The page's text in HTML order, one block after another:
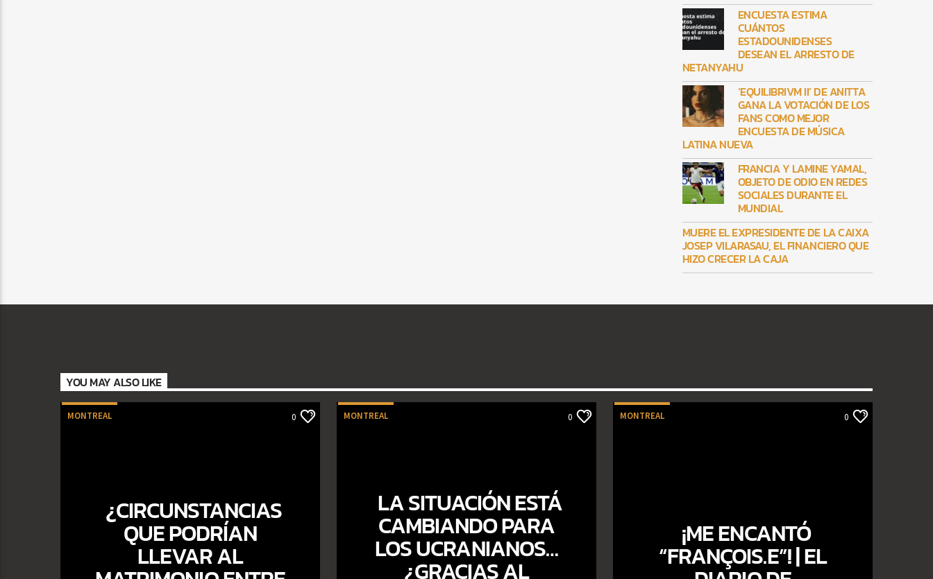
ENCUESTA ESTIMA
CUÁNTOS
ESTADOUNIDENSES
DESEAN EL ARRESTO DE
NETANYAHU
‘EQUILIBRIVM II’ DE ANITTA
GANA LA VOTACIÓN DE LOS
FANS COMO MEJOR
ENCUESTA DE MÚSICA
LATINA NUEVA
FRANCIA Y LAMINE YAMAL,
OBJETO DE ODIO EN REDES
SOCIALES DURANTE EL
MUNDIAL
MUERE EL EXPRESIDENTE DE LA CAIXA
JOSEP VILARASAU, EL FINANCIERO QUE
HIZO CRECER LA CAJA
YOU MAY ALSO LIKE
MONTREAL 0
¿CIRCUNSTANCIAS
QUE PODRÍAN
LLEVAR AL
MONTREAL 0
LA SITUACIÓN ESTÁ
CAMBIANDO PARA
LOS UCRANIANOS…
¿GRACIAS AL
MONTREAL 0
¡ME ENCANTÓ
“FRANÇOIS.E”! | EL